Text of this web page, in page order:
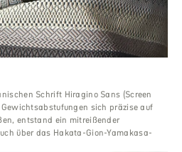
Schrift Hiragino Sans (Screen
sich präzise auf
entstand ein mitreißender
über das Hakata-Gion-Yamakasa-